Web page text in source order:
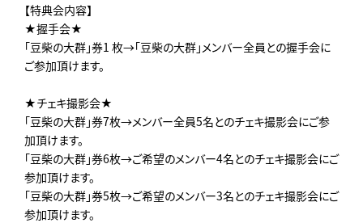
【特典会内容】
★握手会★
「豆柴の大群」券1 枚→「豆柴の大群」メンバー全員との握手会に
ご参加頂けます。
★チェキ撮影会★
「豆柴の大群」券7枚→メンバー全員5名とのチェキ撮影会にご参
加頂けます。
「豆柴の大群」券6枚→ご希望のメンバー4名とのチェキ撮影会にご
参加頂けます。
「豆柴の大群」券5枚→ご希望のメンバー3名とのチェキ撮影会にご
参加頂けます。